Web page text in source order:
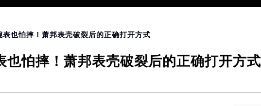
际中心写字楼D座11层1102室（北京总部）（需提前预约）
中心写字楼26层2603室（需提前预约）
场写字楼8层806室（需提前预约）
表也怕摔！萧邦表壳破裂后的正确打开方式
也怕摔！萧邦表壳破裂后的正确打开方式